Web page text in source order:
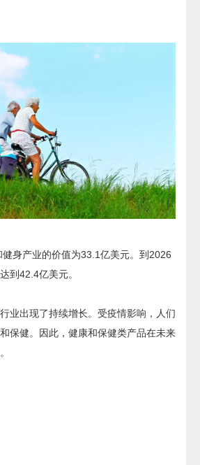
身产业的价值为33.1亿美元。到2026
到42.4亿美元。
业出现了持续增长。受疫情影响，人们
保健。因此，健康和保健类产品在未来